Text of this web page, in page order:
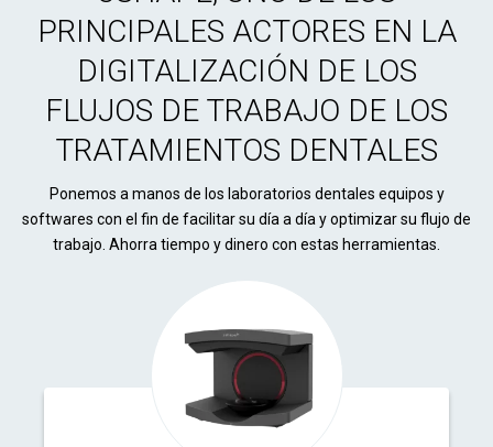
PRINCIPALES ACTORES EN LA
DIGITALIZACIÓN DE LOS
FLUJOS DE TRABAJO DE LOS
TRATAMIENTOS DENTALES
Ponemos a manos de los laboratorios dentales equipos y
softwares con el fin de facilitar su día a día y optimizar su flujo de
trabajo. Ahorra tiempo y dinero con estas herramientas.